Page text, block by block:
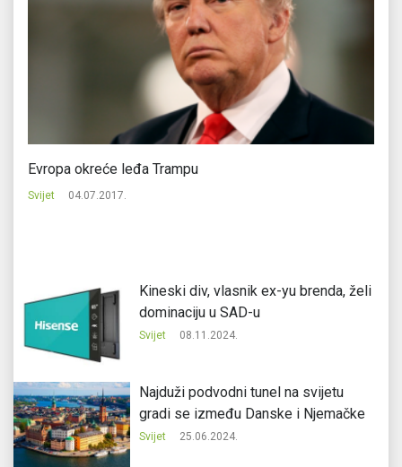
Evropa okreće leđa Trampu
Svijet 04.07.2017.
Kineski div, vlasnik ex-yu brenda, želi
dominaciju u SAD-u
Svijet 08.11.2024.
Najduži podvodni tunel na svijetu
gradi se između Danske i Njemačke
Svijet 25.06.2024.